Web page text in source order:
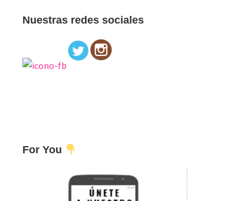
Nuestras redes sociales
For You